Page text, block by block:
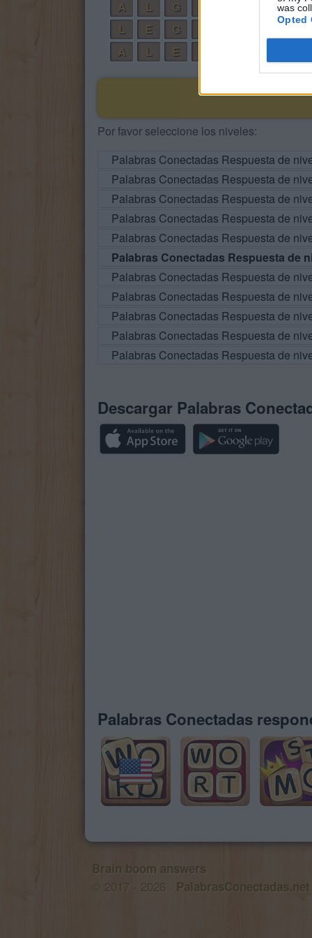
was
Opted
A
L G
L
E G
A
L E
Por favor seleccione los niveles:
Palabras Conectadas Respuesta de
Palabras Conectadas Respuesta de
Palabras Conectadas Respuesta de
Palabras Conectadas Respuesta de
Palabras Conectadas Respuesta de
Palabras Conectadas Respuesta de
Palabras Conectadas Respuesta de
Palabras Conectadas Respuesta de
Palabras Conectadas Respuesta de
Palabras Conectadas Respuesta de
Palabras Conectadas Respuesta de
Descargar Palabras
Palabras Conectadas
Brain boom answers
© 2017 - 2026 · PalabrasConectadas.net